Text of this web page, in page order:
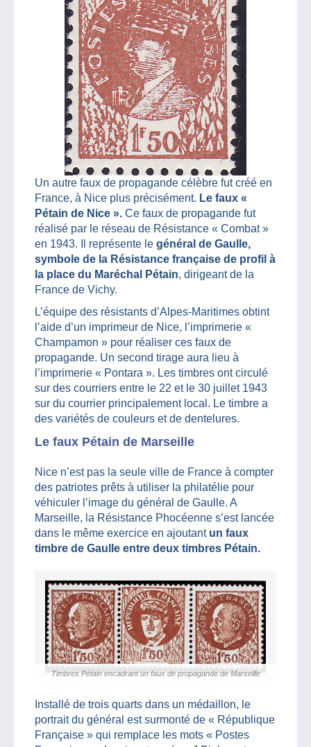
Un autre faux de propagande célèbre fut créé en
France, à Nice plus précisément. Le faux «
Pétain de Nice ». Ce faux de propagande fut
réalisé par le réseau de Résistance « Combat »
en 1943. Il représente le général de Gaulle,
symbole de la Résistance française de profil à
la place du Maréchal Pétain, dirigeant de la
France de Vichy.
L’équipe des résistants d’Alpes-Maritimes obtint
l’aide d’un imprimeur de Nice, l’imprimerie «
Champamon » pour réaliser ces faux de
propagande. Un second tirage aura lieu à
l’imprimerie « Pontara ». Les timbres ont circulé
sur des courriers entre le 22 et le 30 juillet 1943
sur du courrier principalement local. Le timbre a
des variétés de couleurs et de dentelures.
Le faux Pétain de Marseille
Nice n’est pas la seule ville de France à compter
des patriotes prêts à utiliser la philatélie pour
véhiculer l’image du général de Gaulle. A
Marseille, la Résistance Phocéenne s’est lancée
dans le même exercice en ajoutantun faux
timbre de Gaulle entre deux timbres Pétain.
Timbres Pétain encadrant un faux de propagande de Marseille
Installé de trois quarts dans un médaillon, le
portrait du général est surmonté de « République
Française » qui remplace les mots « Postes